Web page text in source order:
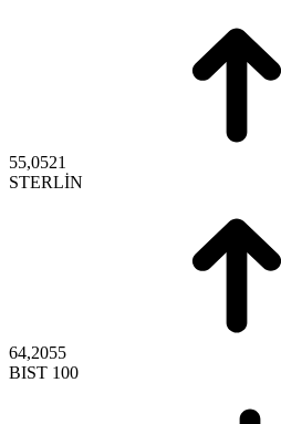
55,0521
STERLİN
64,2055
BIST 100